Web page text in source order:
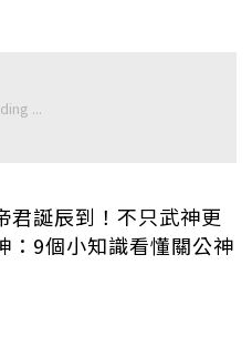
君誕辰到！不只武神更
：9個小知識看懂關公神